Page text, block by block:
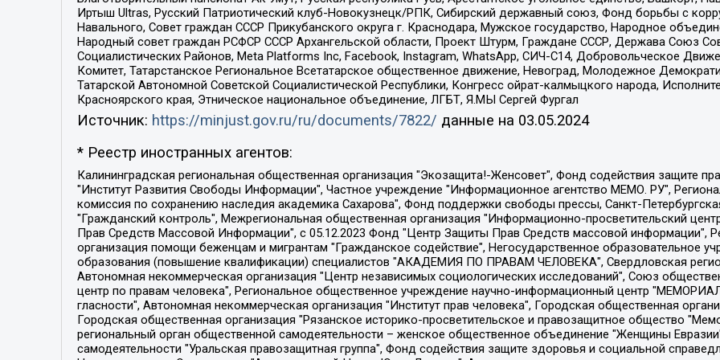
Иртыш Ultras, Русский Патриотический клуб-Новокузнецк/РПК, Сибирский державный союз, Фонд борьбы с
Навального, Совет граждан СССР Прикубанского округа г. Краснодара, Мужское государство, Народное
Народный совет граждан РСФСР СССР Архангельской области, Проект Штурм, Граждане СССР, Держава Союз
Социалистических Районов, Meta Platforms Inc, Facebook, Instagram, WhatsApp, СИЧ-С14, Добровольческое
Комитет, Татарстанское Региональное Всетатарское общественное движение, Невоград, Молодежное
Татарской Автономной Советской Социалистической Республики, Конгресс ойрат-калмыцкого народа,
Красноярского края, Этническое национальное объединение, ЛГБТ, Я.МЫ Сергей Фургал
Источник: https://minjust.gov.ru/ru/documents/7822/ данные на 03.05.2024
* Реестр иностранных агентов:
Калининградская региональная общественная организация "Экозащита!-Женсовет", Фонд содействия защите прав и свобод граждан "Общественный вердикт", Фонд "Институт Развития Свободы Информации", Частное учреждение "Информационное агентство МЕМО. РУ", Региональная общественная организация "Общественная комиссия по сохранению наследия академика Сахарова", Фонд поддержки свободы прессы, Санкт-Петербургская общественная правозащитная организация "Гражданский контроль", Межрегиональная общественная организация "Информационно-просветительский центр "Мемориал", Региональный Фонд "Центр Защиты Прав Средств Массовой Информации", с 05.12.2023 Фонд "Центр Защиты Прав Средств массовой информации", Региональная общественная благотворительная организация помощи беженцам и мигрантам "Гражданское содействие", Негосударственное образовательное учреждение дополнительного профессионального образования (повышение квалификации) специалистов "АКАДЕМИЯ ПО ПРАВАМ ЧЕЛОВЕКА", Свердловская региональная общественная организация "Сутяжник", Автономная некоммерческая организация "Центр независимых социологических исследований", Союз общественных объединений "Российский исследовательский центр по правам человека", Региональное общественное учреждение научно-информационный центр "МЕМОРИАЛ", Некоммерческая организация "Фонд защиты гласности", Автономная некоммерческая организация "Институт прав человека", Городская общественная организация "Екатеринбургское общество "МЕМОРИАЛ", Городская общественная организация "Рязанское историко-просветительское и правозащитное общество "Мемориал" (Рязанский Мемориал), Челябинский региональный орган общественной самодеятельности – женское общественное объединение "Женщины Евразии", Челябинский региональный орган общественной самодеятельности "Уральская правозащитная группа", Фонд содействия защите здоровья и социальной справедливости имени Андрея Рылькова, Автономная Некоммерческая Организация "Аналитический Центр Юрия Левады", Автономная некоммерческая организация социальной поддержки населения "Проект Апрель", Региональная общественная организация помощи женщинам и детям, находящимся в кризисной ситуации "Информационно-методический центр "Анна", Фонд содействия развитию массовых коммуникаций и правовому просвещению "Так-так-Так", Фонд содействия устойчивому развитию "Серебряная тайга", Свердловский региональный общественный фонд социальных проектов "Новое время", "Idel.Реалии", Кавказ.Реалии, Крым.Реалии, Телеканал Настоящее Время, Татаро-башкирская служба Радио Свобода (Azatliq Radiosi), Радио Свободная Европа/Радио Свобода (PCE/PC), "Сибирь.Реалии", "Фактограф", Благотворительный фонд помощи осужденным и их семьям, Автономная некоммерческая организация "Институт глобализации и социальных движений", Фонд "В защиту прав заключенных", Частное учреждение "Центр поддержки и содействия развитию средств массовой информации", Пензенский региональный общественный благотворительный фонд "Гражданский союз", "Север.Реалии", Некоммерческая организация Фонд "Правовая инициатива", Общество с ограниченной ответственностью "Радио Свободная Европа/Радио Свобода", Чешское информационное агентство "MEDIUM-ORIENT", Красноярская региональная общественная организация "Мы против СПИДа", Камалягин Денис Николаевич, Маркелов Сергей Евгеньевич, Пономарев Лев Александрович, Савицкая Людмила Алексеевна, Автономная некоммерческая организация "Центр по работе с проблемой насилия "НАСИЛИЮ.НЕТ", Межрегиональный профессиональный союз работников здравоохранения "Альянс врачей", Юридическое лицо, зарегистрированное в Латвийской Республике, SIA "Medusa Project" (регистрационный номер 40103797863, дата регистрации 10.06.2014), Некоммерческая организация "Фонд по борьбе с коррупцией", Автономная некоммерческая организация "Институт права и публичной политики", Баданин Роман Сергеевич, Гликин Максим Александрович, Железнова Мария Михайловна, Лукьянова Юлия Сергеевна, Маетная Елизавета Витальевна, Маняхин Петр Борисович, Чуракова Ольга Владимировна, Ярош Юлия Петровна, Юридическое лицо "The Insider SIA", зарегистрированное в Риге, Латвийская Республика (дата регистрации 26.06.2015), являющееся администратором доменного имени интернет-издания "The Insider SIA", https://theins.ru, Постернак Алексей Евгеньевич, Рубин Михаил Аркадьевич, Анин Роман Александрович, Юридическое лицо Istories fonds, зарегистрированное в Латвийской Республике (регистрационный номер 50008295751, дата регистрации 24.02.2020), Великовский Дмитрий Александрович, Долинина Ирина Николаевна, Мароховская Алеся Алексеевна, Шлейнов Роман Юрьевич, Шмагун Олеся Валентиновна, Общество с ограниченной ответственностью "Альтаир 2021", Общество с ограниченной ответственностью "Вега 2021", Общество с ограниченной ответственностью "Главный редактор 2021", Общество с ограниченной ответственностью "Ромашки монолит", Важенков Артем Валерьевич, Ивановская областная общественная организация "Центр гендерных исследований", Гурман Юрий Альбертович, Медиапроект "ОВД-Инфо", Егоров Владимир Владимирович, Жилинский Владимир Александрович, Общество с ограниченной ответственностью "ЗП", Иванова София Юрьевна, Карезина Инна Павловна, Кильтау Екатерина Викторовна, Петров Алексей Викторович, Пискунов Сергей Евгеньевич, Смирнов Сергей Сергеевич, Тихонов Михаил Сергеевич, Общество с ограниченной ответственностью "ЖУРНАЛИСТ-ИНОСТРАННЫЙ АГЕНТ", Арапова Галина Юрьевна, Вольтская Татьяна Анатольевна, Американская компания "Mason G.E.S. Anonymous Foundation" (США), являющаяся владельцем интернет-издания https://mnews.world/, Компания "Stichting Bellingcat", зарегистрированная в Нидерландах (дата регистрации 11.07.2018), Захаров Андрей Вячеславович, Клепиковская Екатерина Дмитриевна, Общество с ограниченной ответственностью "МЕМО", Перл Роман Александрович, Симонов Евгений Алексеевич, Соловьева Елена Анатольевна, Сотников Даниил Владимирович, Сурначева Елизавета Дмитриевна, Автономная некоммерческая организация по защите прав человека и информированию населения "Якутия – Наше Мнение", Общество с ограниченной ответственностью "Москоу диджитал медиа", с 26.01.2023 Общество с ограниченной ответственностью "Чайка Белые сады", Ветошкина Валерия Валерьевна, Заговора Максим Александрович, Межрегиональное общественное движение "Российская ЛГБТ - сеть", Оленичев Максим Владимирович, Павлов Иван Юрьевич, Скворцова Елена Сергеевна, Общество с ограниченной ответственностью "Как бы инагент", Кочетков Игорь Викторович, Общество с ограниченной ответственностью "Честные выборы", Еланчик Олег Александрович, Общество с ограниченной ответственностью "Нобелевский призыв", Гималова Регина Эмилевна, Григорьев Андрей Валерьевич, Григорьева Алина Александровна, Ассоциация по содействию защите прав призывников, альтернативнослужащих и военнослужащих "Правозащитная группа